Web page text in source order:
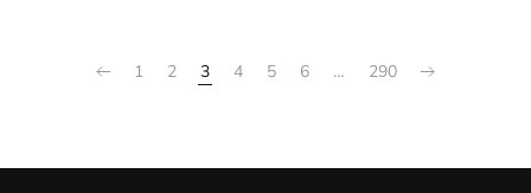
1 2 3 4 5 6 … 290